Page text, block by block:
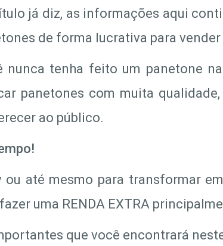
já diz, as informações aqui
de forma lucrativa para
nunca tenha feito um panetone
panetones com muita
ao público.
ou até mesmo para transformar
uma RENDA EXTRA
que você encontrará